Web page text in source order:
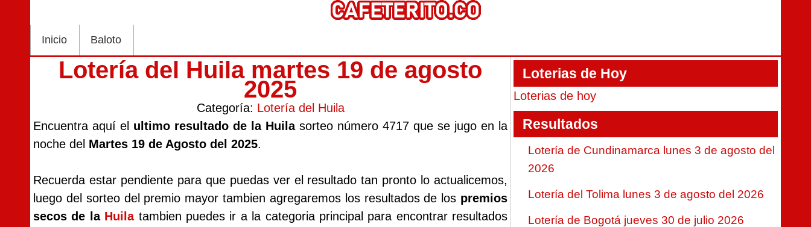
Inicio Baloto
Lotería del Huila martes 19 de agosto
2025
Categoría: Lotería del Huila
Encuentra aquí el ultimo resultado de la Huilasorteo número 4717 que se jugo en la
noche del Martes 19 de Agosto del 2025.
Recuerda estar pendiente para que puedas ver el resultado tan pronto lo actualicemos,
luego del sorteo del premio mayor tambien agregaremos los resultados de los premios
secos de la Huilatambien puedes ir a la categoria principal para encontrar resultados
Loterias de Hoy
Loterias de hoy
Resultados
Lotería de Cundinamarca lunes 3 de agosto del
2026
Lotería del Tolima lunes 3 de agosto del 2026
Lotería de Bogotá jueves 30 de julio 2026